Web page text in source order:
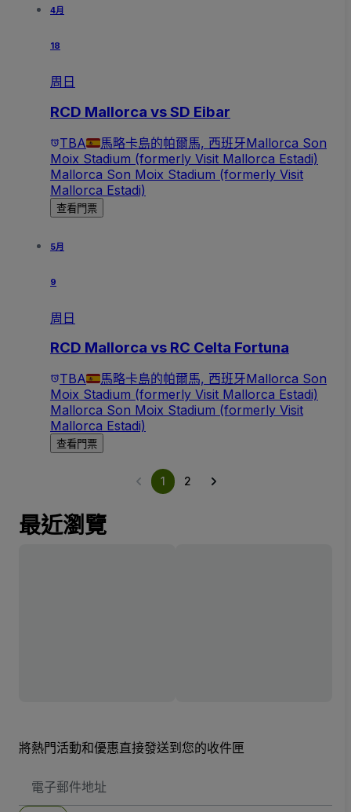
4月
18
周日
RCD Mallorca vs SD Eibar
TBA 馬略卡島的帕爾馬, 西班牙Mallorca Son
Moix Stadium (formerly Visit Mallorca Estadi)
Mallorca Son Moix Stadium (formerly Visit
Mallorca Estadi)
查看門票
5月
9
周日
RCD Mallorca vs RC Celta Fortuna
TBA 馬略卡島的帕爾馬, 西班牙Mallorca Son
Moix Stadium (formerly Visit Mallorca Estadi)
Mallorca Son Moix Stadium (formerly Visit
Mallorca Estadi)
查看門票
1 2
最近瀏覽
將熱門活動和優惠直接發送到您的收件匣
子